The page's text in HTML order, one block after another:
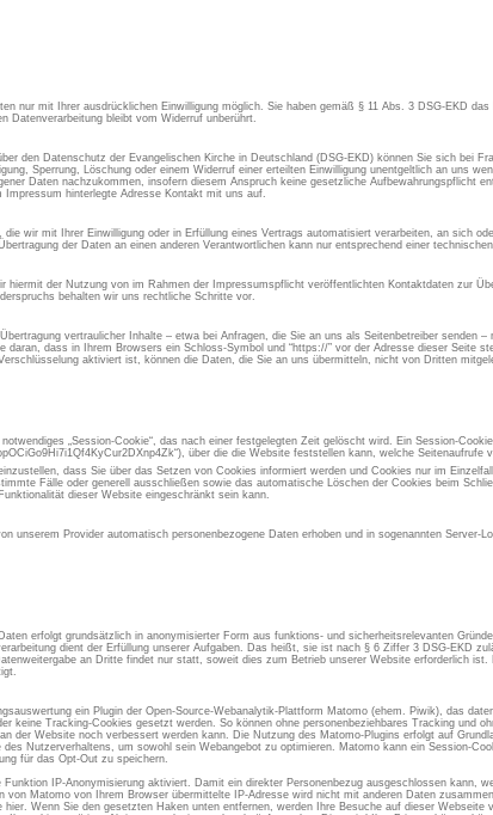
nur mit Ihrer ausdrücklichen Einwilligung möglich. Sie haben gemäß § 11 Abs. 3 DSG-EKD
Datenverarbeitung bleibt vom Widerruf unberührt.
den Datenschutz der Evangelischen Kirche in Deutschland (DSG-EKD) können Sie sich bei
Sperrung, Löschung oder einem Widerruf einer erteilten Einwilligung unentgeltlich an uns
Daten nachzukommen, insofern diesem Anspruch keine gesetzliche Aufbewahrungspflicht
hinterlegte Adresse Kontakt mit uns auf.
wir mit Ihrer Einwilligung oder in Erfüllung eines Vertrags automatisiert verarbeiten, an sich
der Daten an einen anderen Verantwortlichen kann nur entsprechend einer
hiermit der Nutzung von im Rahmen der Impressumspflicht veröffentlichten Kontaktdaten zur
behalten wir uns rechtliche Schritte vor.
vertraulicher Inhalte – etwa bei Anfragen, die Sie an uns als Seitenbetreiber senden
daran, dass in Ihrem Browsers ein Schloss-Symbol und “https://” vor der Adresse dieser Seite
aktiviert ist, können die Daten, die Sie an uns übermitteln, nicht von Dritten
„Session-Cookie“, das nach einer festgelegten Zeit gelöscht wird. Ein Session-
über die die Website feststellen kann, welche Seitenaufrufe
dass Sie über das Setzen von Cookies informiert werden und Cookies nur im
Fälle oder generell ausschließen sowie das automatische Löschen der Cookies beim
dieser Website eingeschränkt sein kann.
unserem Provider automatisch personenbezogene Daten erhoben und in sogenannten Server-
erfolgt grundsätzlich in anonymisierter Form aus funktions- und sicherheitsrelevanten
dient der Erfüllung unserer Aufgaben. Das heißt, sie ist nach § 6 Ziffer 3 DSG-EKD
an Dritte findet nur statt, soweit dies zum Betrieb unserer Website erforderlich
ein Plugin der Open-Source-Webanalytik-Plattform Matomo (ehem. Piwik), das
keine Tracking-Cookies gesetzt werden. So können ohne personenbeziehbares Tracking und
der Website noch verbessert werden kann. Die Nutzung des Matomo-Plugins erfolgt auf
Nutzerverhaltens, um sowohl sein Webangebot zu optimieren. Matomo kann ein Session-
für das Opt-Out zu speichern.
IP-Anonymisierung aktiviert. Damit ein direkter Personenbezug ausgeschlossen kann,
von Matomo von Ihrem Browser übermittelte IP-Adresse wird nicht mit anderen Daten
hier. Wenn Sie den gesetzten Haken unten entfernen, werden Ihre Besuche auf dieser